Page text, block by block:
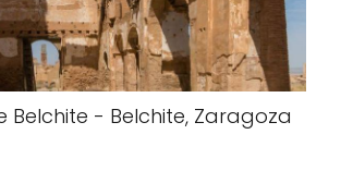
Belchite - Belchite, Zaragoza